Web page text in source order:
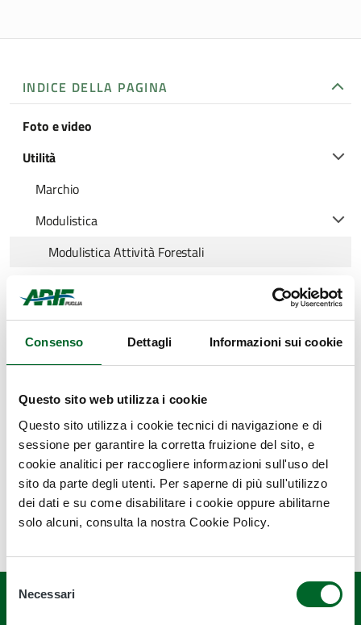
Consenso Dettagli Informazioni sui cookie
Questo sito web utilizza i cookie
Questo sito utilizza i cookie tecnici di navigazione e di
sessione per garantire la corretta fruizione del sito, e
cookie analitici per raccogliere informazioni sull'uso del
sito da parte degli utenti. Per saperne di più sull'utilizzo
dei dati e su come disabilitare i cookie oppure abilitarne
solo alcuni, consulta la nostra Cookie Policy.
delNecessari
INDICE DELLA PAGINA
Foto e video
Utilità
Marchio
Modulistica
Modulistica Attività Forestali
Modulistica Attività Irrigue
Materiale di comunicazione
Moduli Richiesta Piantine Forestali
Modulo Richiesta Legna da ardere
Ultimo aggiornamento
10 Ottobre 2023, 11:53